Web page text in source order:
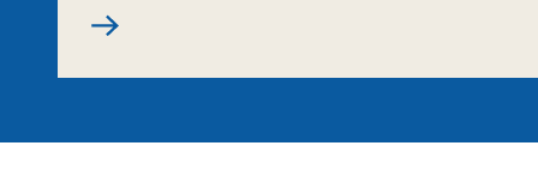
Naturschutzgebiete
Deutschland